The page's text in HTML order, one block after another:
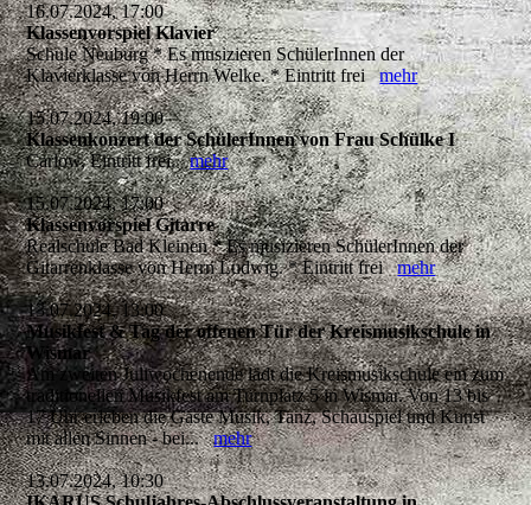
16.07.2024, 17:00
Klassenvorspiel Klavier
Schule Neuburg * Es musizieren SchülerInnen der
Klavierklasse von Herrn Welke. * Eintritt freimehr
15.07.2024, 19:00
Klassenkonzert der SchülerInnen von Frau Schülke I
Carlow, Eintritt frei.mehr
15.07.2024, 17:00
Klassenvorspiel Gitarre
Realschule Bad Kleinen * Es musizieren SchülerInnen der
Gitarrenklasse von Herrn Ludwig. * Eintritt freimehr
13.07.2024, 13:00
Musikfest & Tag der offenen Tür der Kreismusikschule in
Wismar
Am zweiten Juliwochenende lädt die Kreismusikschule ein zum
traditionellen Musikfest am Turnplatz 5 in Wismar. Von 13 bis
17 Uhr erleben die Gäste Musik, Tanz, Schauspiel und Kunst
mit allen Sinnen - bei...mehr
13.07.2024, 10:30